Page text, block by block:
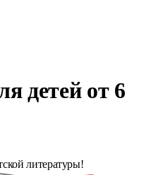
детей от 6
литературы!